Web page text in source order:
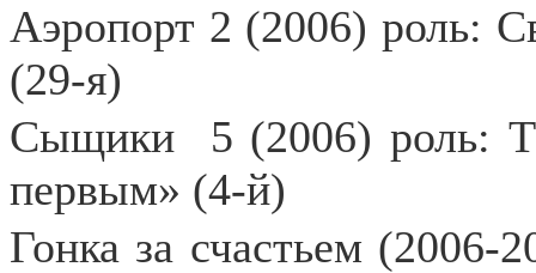
Аэропорт 2 (2006) роль:
(29-я)
Сыщики
5 (2006) роль:
первым» (4-й)
Гонка за счастьем (2006-